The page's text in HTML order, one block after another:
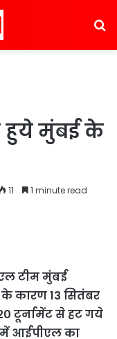
हुये मुंबई के
11 1 minute read
टीम मुंबई
के कारण 13 सितंबर
टूर्नामेंट से हट गये
में आईपीएल का